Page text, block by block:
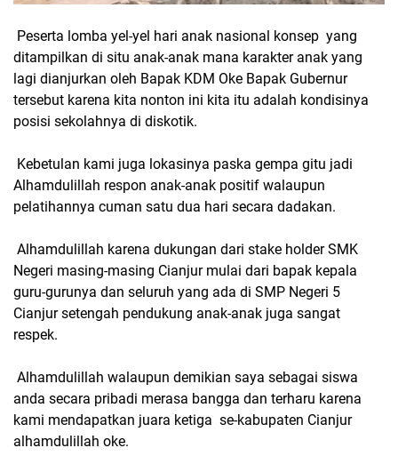
Peserta lomba yel-yel hari anak nasional konsep yang
ditampilkan di situ anak-anak mana karakter anak yang
lagi dianjurkan oleh Bapak KDM Oke Bapak Gubernur
tersebut karena kita nonton ini kita itu adalah kondisinya
posisi sekolahnya di diskotik.
Kebetulan kami juga lokasinya paska gempa gitu jadi
Alhamdulillah respon anak-anak positif walaupun
pelatihannya cuman satu dua hari secara dadakan.
Alhamdulillah karena dukungan dari stake holder SMK
Negeri masing-masing Cianjur mulai dari bapak kepala
guru-gurunya dan seluruh yang ada di SMP Negeri 5
Cianjur setengah pendukung anak-anak juga sangat
respek.
Alhamdulillah walaupun demikian saya sebagai siswa
anda secara pribadi merasa bangga dan terharu karena
kami mendapatkan juara ketiga se-kabupaten Cianjur
alhamdulillah oke.